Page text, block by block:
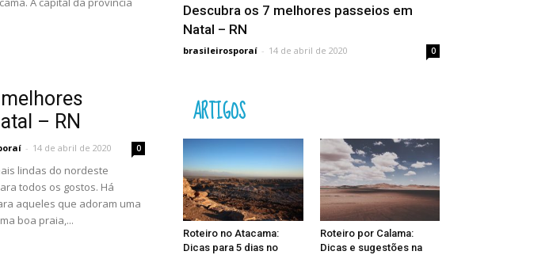
– RN
- 14 de abril de 2020 0
lindas do nordeste
todos os gostos. Há
aqueles que adoram uma
boa praia,...
Descubra os 7 melhores passeios em
Natal – RN
brasileirosporaí - 14 de abril de 2020 0
ARTIGOS
Roteiro no Atacama:
Dicas para 5 dias no
Roteiro por Calama:
Dicas e sugestões na